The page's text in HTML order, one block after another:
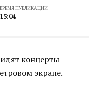
ВРЕМЯ ПУБЛИКАЦИИ
15:04
концерты
экране.